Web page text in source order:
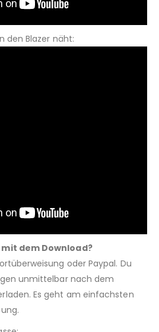
den Blazer näht:
dem Download?
oder Paypal. Du
unmittelbar nach dem
Es geht am einfachsten